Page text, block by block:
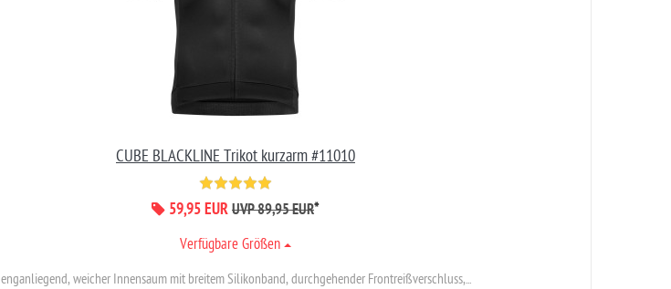
CUBE BLACKLINE Trikot kurzarm #11010
59,95 EUR UVP 89,95 EUR*
Verfügbare Größen
enganliegend, weicher Innensaum mit breitem Silikonband, durchgehender Frontreißverschluss,...